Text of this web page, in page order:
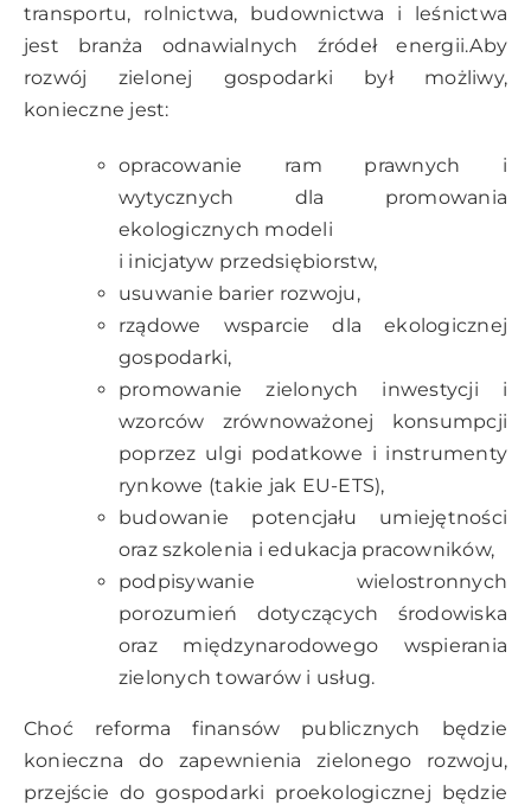
transportu, rolnictwa, budownictwa i leśnictwa
jest branża odnawialnych źródeł energii.Aby
rozwój zielonej gospodarki był możliwy,
konieczne jest:
opracowanie ram prawnych i
wytycznych dla promowania
ekologicznych modeli
i inicjatyw przedsiębiorstw,
usuwanie barier rozwoju,
rządowe wsparcie dla ekologicznej
gospodarki,
promowanie zielonych inwestycji i
wzorców zrównoważonej konsumpcji
poprzez ulgi podatkowe i instrumenty
rynkowe (takie jak EU-ETS),
budowanie potencjału umiejętności
oraz szkolenia i edukacja pracowników,
podpisywanie wielostronnych
porozumień dotyczących środowiska
oraz międzynarodowego wspierania
zielonych towarów i usług.
Choć reforma finansów publicznych będzie
konieczna do zapewnienia zielonego rozwoju,
przejście do gospodarki proekologicznej będzie